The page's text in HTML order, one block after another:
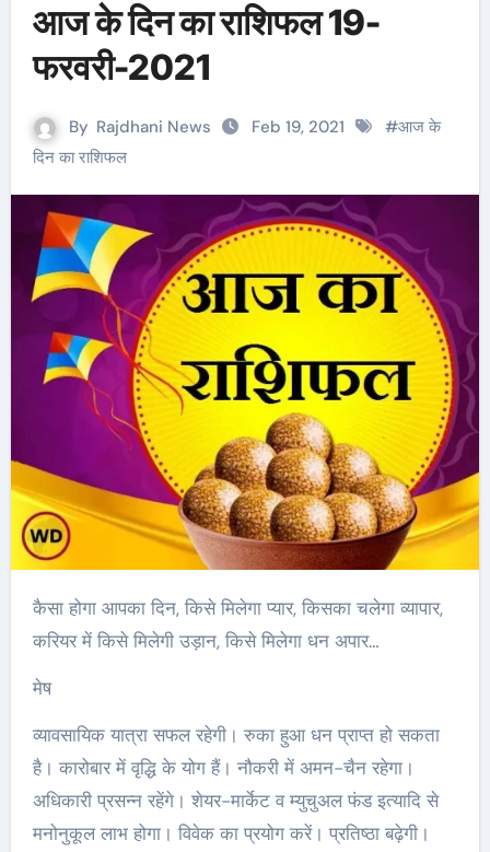
आज के दिन का राशिफल 19-
फरवरी-2021
By Rajdhani News Feb 19, 2021 #आज के
दिन का राशिफल
कैसा होगा आपका दिन, किसे मिलेगा प्यार, किसका चलेगा व्यापार,
करियर में किसे मिलेगी उड़ान, किसे मिलेगा धन अपार…
मेष
व्यावसायिक यात्रा सफल रहेगी। रुका हुआ धन प्राप्त हो सकता
है। कारोबार में वृद्धि के योग हैं। नौकरी में अमन-चैन रहेगा।
अधिकारी प्रसन्न रहेंगे। शेयर-मार्केट व म्युचुअल फंड इत्यादि से
मनोनुकूल लाभ होगा। विवेक का प्रयोग करें। प्रतिष्ठा बढ़ेगी।